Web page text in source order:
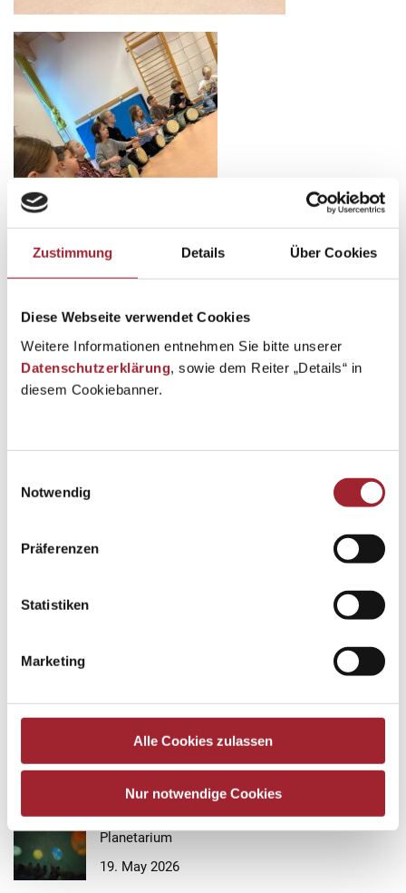
Zustimmung Details Über Cookies
Diese Webseite verwendet Cookies
Weitere Informationen entnehmen Sie bitte unserer
Datenschutzerklärung, sowie dem Reiter „Details“ in
diesem Cookiebanner.
Notwendig
Präferenzen
Statistiken
Marketing
Alle Cookies zulassen
Nur notwendige Cookies
26. May 2026
English
19. May 2026
Planetarium
19. May 2026